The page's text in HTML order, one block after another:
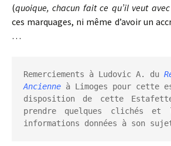
(quoique, chacun fait ce qu’il veut
ces marquages, ni même d’avoir un
…
Remerciements à Ludovic A. du
Ancienne à Limoges pour cette
disposition de cette
prendre quelques clichés et
informations données à son